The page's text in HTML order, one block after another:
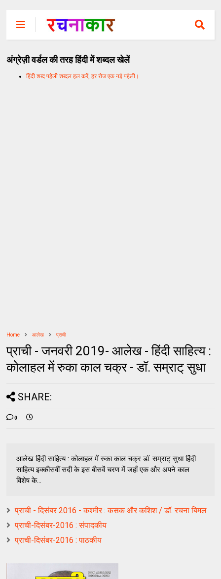
अंग्रेज़ी वर्डल की तरह हिंदी में शब्दल खेलें
हिंदी शब्द पहेली शब्दल हल करें, हर रोज एक नई पहेली।
Home आलेख प्राची
प्राची - जनवरी 2019- आलेख - हिंदी साहित्य :
कोलाहल में रुका काल चक्र - डॉ. सम्राट् सुधा
SHARE:
0
आलेख हिंदी साहित्य : कोलाहल में रुका काल चक्र डॉ. सम्राट् सुधा हिंदी
साहित्य इक्कीसवीं सदी के इस बीसवें चरण में जहाँ एक और अपने काल
विशेष के...
प्राची - दिसंबर 2016 - कश्मीर : कसक और कशिश / डॉ. रचना बिमल
प्राची-दिसंबर-2016 : संपादकीय
प्राची-दिसंबर-2016 : पाठकीय